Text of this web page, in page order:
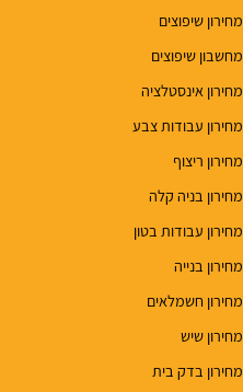
מחירון שיפוצים
מחשבון שיפוצים
מחירון אינסטלציה
מחירון עבודות צבע
מחירון ריצוף
מחירון בניה קלה
מחירון עבודות בטון
מחירון בנייה
מחירון חשמלאים
מחירון שיש
מחירון בדק בית